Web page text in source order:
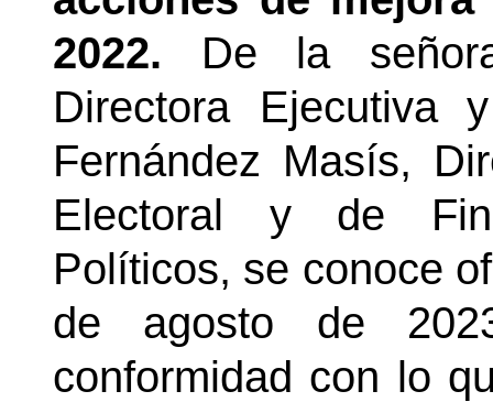
2022.
De la
Directora Ejecutiva
Fernández Masís,
Electoral y de
Políticos, se conoce
de agosto de
conformidad con lo